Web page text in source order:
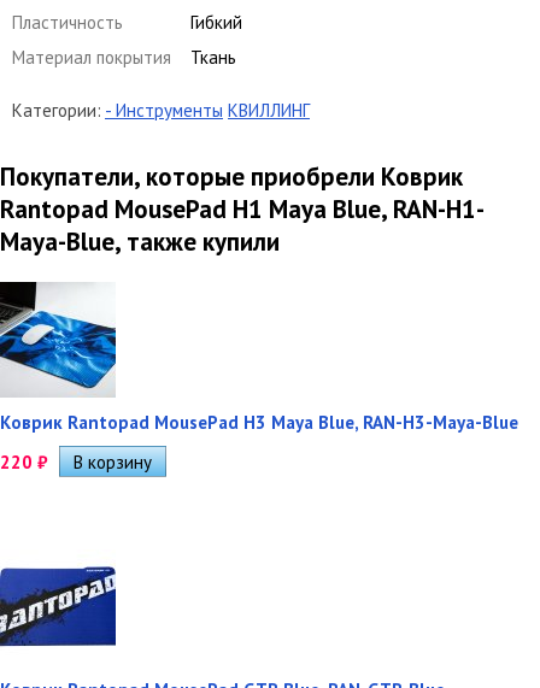
Пластичность
Гибкий
Материал покрытия
Ткань
Категории: - Инструменты КВИЛЛИНГ
Покупатели, которые приобрели Коврик
Rantopad MousePad H1 Maya Blue, RAN-H1-
Maya-Blue, также купили
Коврик Rantopad MousePad H3 Maya Blue, RAN-H3-Maya-Blue
220 ₽